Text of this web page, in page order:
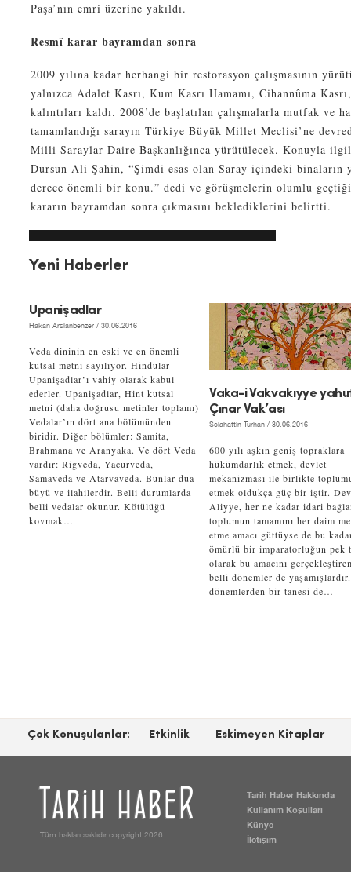
Paşa’nın emri üzerine yakıldı.
Resmî karar bayramdan sonra
2009 yılına kadar herhangi bir restorasyon çalışmasının
yalnızca Adalet Kasrı, Kum Kasrı Hamamı, Cihannûma
kalıntıları kaldı. 2008’de başlatılan çalışmalarla mutfak ve
tamamlandığı sarayın Türkiye Büyük Millet Meclisi’ne
Milli Saraylar Daire Başkanlığınca yürütülecek. Konuyla
Dursun Ali Şahin, “Şimdi esas olan Saray içindeki binaların
derece önemli bir konu.” dedi ve görüşmelerin olumlu
kararın bayramdan sonra çıkmasını beklediklerini belirtti.
Yeni Haberler
Upanişadlar
Hakan Arslanbenzer / 30.06.2016
Veda dininin en eski ve en önemli
kutsal metni sayılıyor. Hindular
Upanişadlar’ı vahiy olarak kabul
ederler. Upanişadlar, Hint kutsal
metni (daha doğrusu metinler toplamı)
Vedalar’ın dört ana bölümünden
biridir. Diğer bölümler: Samita,
Brahmana ve Aranyaka. Ve dört Veda
vardır: Rigveda, Yacurveda,
Samaveda ve Atarvaveda. Bunlar dua-
büyü ve ilahilerdir. Belli durumlarda
belli vedalar okunur. Kötülüğü
kovmak…
Vaka-i Vakvakıyye
Çınar Vak’ası
Selahattin Turhan / 30.06.2016
600 yılı aşkın geniş topraklara
hükümdarlık etmek, devlet
mekanizması ile birlikte
etmek oldukça güç bir iştir.
Aliyye, her ne kadar idari
toplumun tamamını her daim
etme amacı güttüyse de bu
ömürlü bir imparatorluğun pek
olarak bu amacını
belli dönemler de
dönemlerden bir tanesi de…
Çok Konuşulanlar: Etkinlik Eskimeyen Kitaplar
Tarih Haber Hakkında
Kullanım Koşulları
Künye
İletişim
Tüm hakları saklıdır copyright 2026